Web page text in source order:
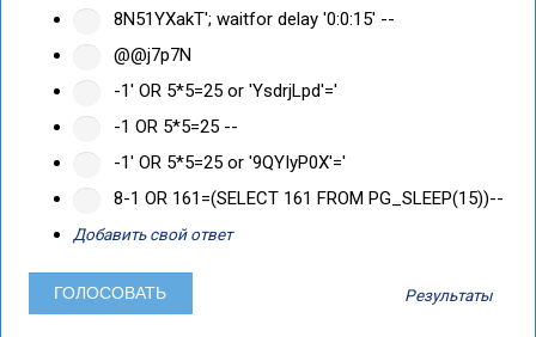
8N51YXakT'; waitfor delay '0:0:15' --
@@j7p7N
-1' OR 5*5=25 or 'YsdrjLpd'='
-1 OR 5*5=25 --
-1' OR 5*5=25 or '9QYIyP0X'='
8-1 OR 161=(SELECT 161 FROM PG_SLEEP(15))--
Добавить свой ответ
Результаты